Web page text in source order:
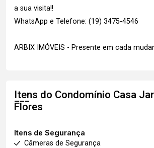
a sua visita!!
WhatsApp e Telefone: (19) 3475-4546
ARBIX IMÓVEIS - Presente em cada
Itens do Condomínio Casa
Flores
Itens de Segurança
Câmeras de Segurança